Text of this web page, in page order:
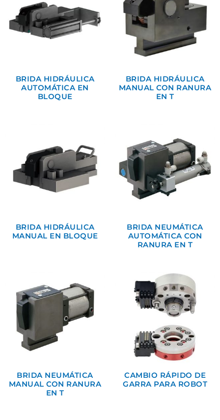
BRIDA HIDRÁULICA
AUTOMÁTICA EN
BLOQUE
BRIDA HIDRÁULICA
MANUAL CON RANURA
EN T
BRIDA HIDRÁULICA
MANUAL EN BLOQUE
BRIDA NEUMÁTICA
AUTOMÁTICA CON
RANURA EN T
BRIDA NEUMÁTICA
MANUAL CON RANURA
EN T
CAMBIO RÁPIDO DE
GARRA PARA ROBOT